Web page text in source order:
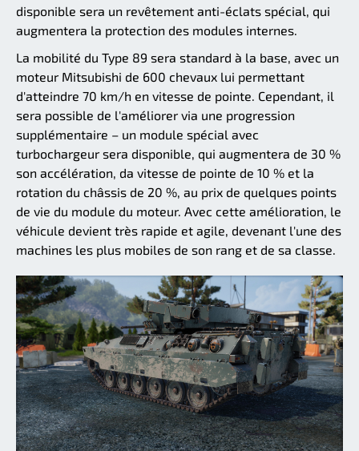
disponible sera un revêtement anti-éclats spécial, qui
augmentera la protection des modules internes.
La mobilité du Type 89 sera standard à la base, avec un
moteur Mitsubishi de 600 chevaux lui permettant
d'atteindre 70 km/h en vitesse de pointe. Cependant, il
sera possible de l'améliorer via une progression
supplémentaire – un module spécial avec
turbochargeur sera disponible, qui augmentera de 30 %
son accélération, da vitesse de pointe de 10 % et la
rotation du châssis de 20 %, au prix de quelques points
de vie du module du moteur. Avec cette amélioration, le
véhicule devient très rapide et agile, devenant l'une des
machines les plus mobiles de son rang et de sa classe.